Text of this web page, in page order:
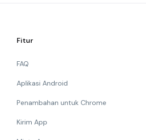
Fitur
FAQ
Aplikasi Android
Penambahan untuk Chrome
Kirim App